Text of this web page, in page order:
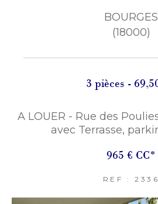
BOURGES
(18000)
3 pièces -
A LOUER - Rue des
avec Terrasse,
965 € CC*
REF : 2336